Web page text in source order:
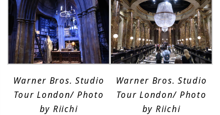
Warner Bros. Studio
Tour London/ Photo
by Riichi
Warner Bros. Studio
Tour London/ Photo
by Riichi